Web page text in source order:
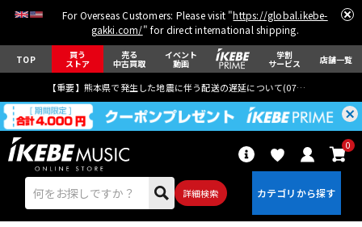
For Overseas Customers: Please visit "https://global.ikebe-
gakki.com/" for direct international shipping.
TOP 買う
ストア
売る
中古買取
イベント
動画
学割
サービス 店舗一覧
【重要】熊本県で発生した地震に伴う配送の遅延について(07月29日
詳細検索
0